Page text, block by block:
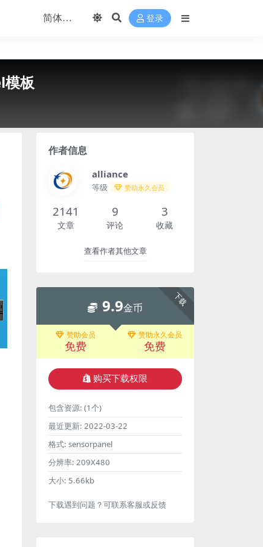
登录
板
作者信息
alliance
等级 赞助永久会员
2141
文章
9
评论
3
收藏
查看作者其他文章
下载
9.9金币
赞助会员
免费
赞助永久会员
免费
购买下载权限
包含资源: (1个)
最近更新: 2022-03-22
格式: sensorpanel
分辨率: 209X480
大小: 5.66kb
下载遇到问题？可联系客服或反馈